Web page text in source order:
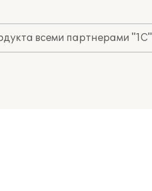
всеми партнерами "1С"